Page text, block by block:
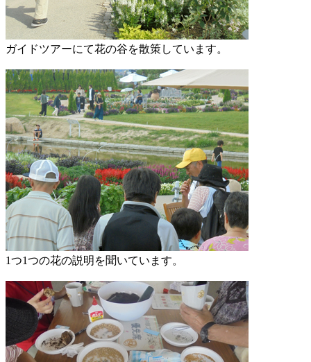
ガイドツアーにて花の谷を散策しています。
1つ1つの花の説明を聞いています。